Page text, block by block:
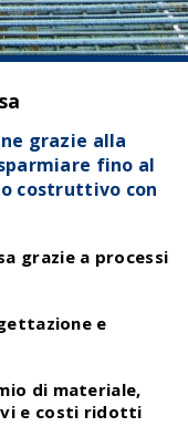
grazie alla
fino al
costruttivo con
grazie a processi
e
di materiale,
e costi ridotti